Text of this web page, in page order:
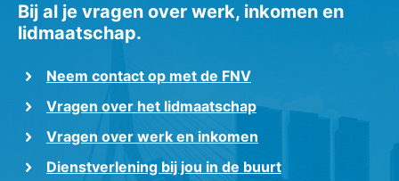
Bij al je vragen over werk, inkomen en
lidmaatschap.
Neem contact op met de FNV
Vragen over het lidmaatschap
Vragen over werk en inkomen
Dienstverlening bij jou in de buurt